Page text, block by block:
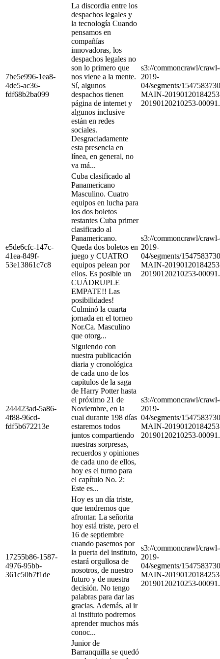
7be5e996-1ea8-
4de5-ac36-
fdf68b2ba099
La discordia entre los
despachos legales y
la tecnología Cuando
pensamos en
compañías
innovadoras, los
despachos legales no
son lo primero que
nos viene a la mente.
Sí, algunos
despachos tienen
página de internet y
algunos inclusive
están en redes
sociales.
Desgraciadamente
esta presencia en
línea, en general, no
va má...
s3://commoncrawl/
2019-
04/segments/
MAIN-
20190120210253-
e5de6cfc-147c-
41ea-849f-
53e13861c7c8
Cuba clasificado al
Panamericano
Masculino. Cuatro
equipos en lucha para
los dos boletos
restantes Cuba primer
clasificado al
Panamericano.
Queda dos boletos en
juego y CUATRO
equipos pelean por
ellos. Es posible un
CUÁDRUPLE
EMPATE!! Las
posibilidades!
Culminó la cuarta
jornada en el torneo
Nor.Ca. Masculino
que otorg...
s3://commoncrawl/
2019-
04/segments/
MAIN-
20190120210253-
244423ad-5a86-
4f88-96cd-
fdf5b672213e
Siguiendo con
nuestra publicación
diaria y cronológica
de cada uno de los
capítulos de la saga
de Harry Potter hasta
el próximo 21 de
Noviembre, en la
cual durante 198 días
estaremos todos
juntos compartiendo
nuestras sorpresas,
recuerdos y opiniones
de cada uno de ellos,
hoy es el turno para
el capítulo No. 2:
Este es...
s3://commoncrawl/
2019-
04/segments/
MAIN-
20190120210253-
17255b86-1587-
4976-95bb-
361c50b7f1de
Hoy es un día triste,
que tendremos que
afrontar. La señorita
hoy está triste, pero el
16 de septiembre
cuando pasemos por
la puerta del instituto,
estará orgullosa de
nosotros, de nuestro
futuro y de nuestra
decisión. No tengo
palabras para dar las
gracias. Además, al ir
al instituto podremos
aprender muchos más
conoc...
s3://commoncrawl/
2019-
04/segments/
MAIN-
20190120210253-
Junior de
Barranquilla se quedó